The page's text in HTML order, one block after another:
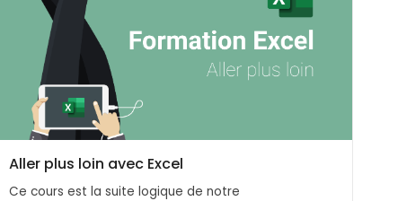
Aller plus loin avec Excel
Ce cours est la suite logique de notre